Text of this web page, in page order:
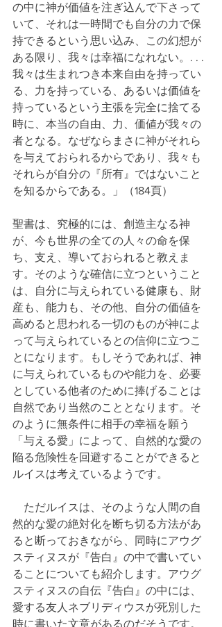
の中に神が価値を注ぎ込んで下さって
いて、それは一時間でも自分の力で保
持できるという思い込み、この幻想が
ある限り、我々は幸福になれない。. . .
我々は生まれつき本来自由を持ってい
る、力を持っている、あるいは価値を
持っているという主張を完全に捨てる
時に、本当の自由、力、価値が我々の
者となる。なぜならまさに神がそれら
を与えておられるからであり、我々も
それらが自分の『所有』ではないこと
を知るからである。」（184頁）
聖書は、究極的には、創造主なる神
が、今も世界の全ての人々の命を保
ち、支え、導いておられると教えま
す。そのような確信に立つということ
は、自分に与えられている健康も、財
産も、能力も、その他、自分の価値を
高めると思われる一切のものが神によ
って与えられているとの信仰に立つこ
とになります。もしそうであれば、神
に与えられているものや能力を、必要
としている他者のために捧げることは
自然であり当然のこととなります。そ
のように無条件に相手の幸福を願う
「与える愛」によって、自然的な愛の
陥る危険性を回避することができると
ルイスは考えているようです。
ただルイスは、そのような人間の自
然的な愛の絶対化を断ち切る方法があ
ると断っておきながら、同時にアウグ
スティヌスが『告白』の中で書いてい
ることについても紹介します。アウグ
スティヌスの自伝『告白』の中には、
愛する友人ネブリディウスが死別した
時に書いた文章があるのだそうです。